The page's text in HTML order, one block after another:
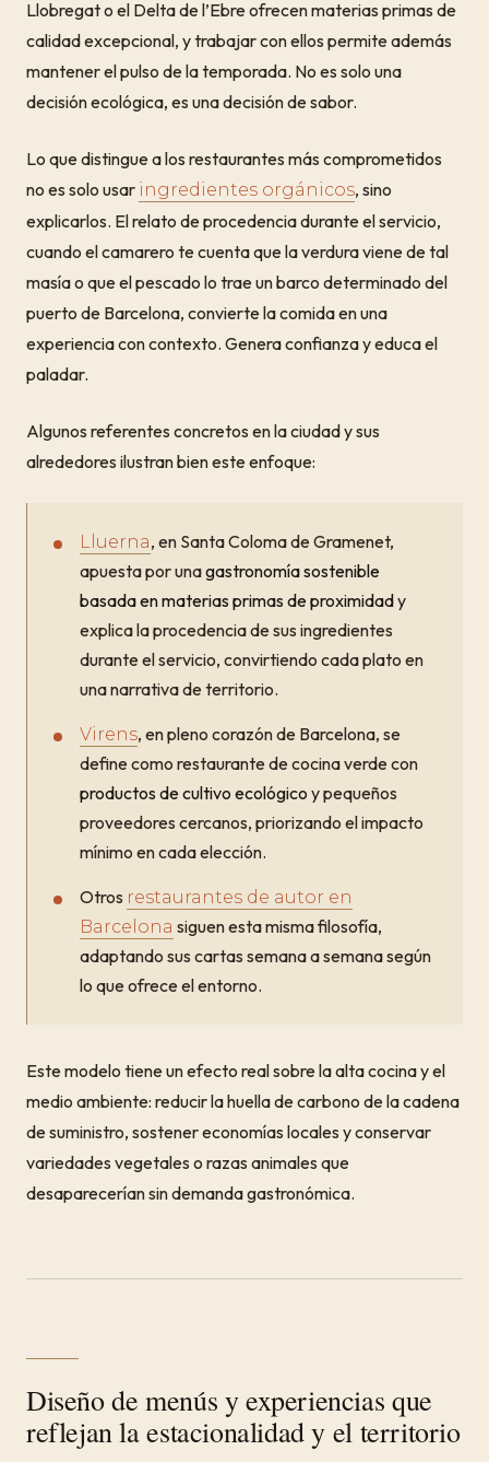
Llobregat o el Delta de l’Ebre ofrecen materias primas de
calidad excepcional, y trabajar con ellos permite además
mantener el pulso de la temporada. No es solo una
decisión ecológica, es una decisión de sabor.
Lo que distingue a los restaurantes más comprometidos
no es solo usar ingredientes orgánicos, sino
explicarlos. El relato de procedencia durante el servicio,
cuando el camarero te cuenta que la verdura viene de tal
masía o que el pescado lo trae un barco determinado del
puerto de Barcelona, convierte la comida en una
experiencia con contexto. Genera confianza y educa el
paladar.
Algunos referentes concretos en la ciudad y sus
alrededores ilustran bien este enfoque:
Lluerna, en Santa Coloma de Gramenet,
apuesta por unagastronomía sostenible
basada en materias primas de proximidady
explica la procedencia de sus ingredientes
durante el servicio, convirtiendo cada plato en
una narrativa de territorio.
Virens, en pleno corazón de Barcelona, se
define como restaurante de cocina verde con
productos de cultivo ecológico y pequeños
proveedores cercanos, priorizando el impacto
mínimo en cada elección.
Otros restaurantes de autor en
Barcelona siguen esta misma filosofía,
adaptando sus cartas semana a semana según
lo que ofrece el entorno.
Este modelo tiene un efecto real sobre la alta cocina y el
medio ambiente: reducir la huella de carbono de la cadena
de suministro, sostener economías locales y conservar
variedades vegetales o razas animales que
desaparecerían sin demanda gastronómica.
Diseño de menús y experiencias que
reflejan la estacionalidad y el territorio